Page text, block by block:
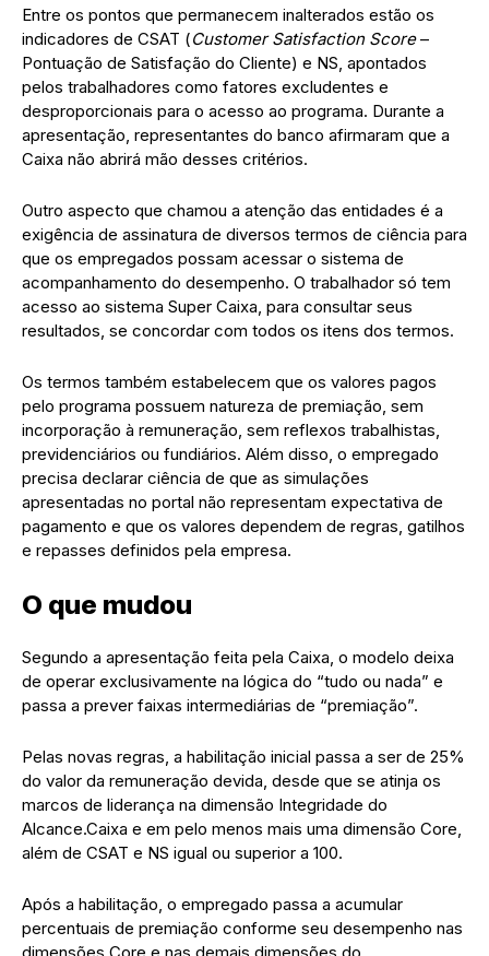
Entre os pontos que permanecem inalterados estão os
indicadores de CSAT (Customer Satisfaction Score–
Pontuação de Satisfação do Cliente) e NS, apontados
pelos trabalhadores como fatores excludentes e
desproporcionais para o acesso ao programa. Durante a
apresentação, representantes do banco afirmaram que a
Caixa não abrirá mão desses critérios.
Outro aspecto que chamou a atenção das entidades é a
exigência de assinatura de diversos termos de ciência para
que os empregados possam acessar o sistema de
acompanhamento do desempenho. O trabalhador só tem
acesso ao sistema Super Caixa, para consultar seus
resultados, se concordar com todos os itens dos termos.
Os termos também estabelecem que os valores pagos
pelo programa possuem natureza de premiação, sem
incorporação à remuneração, sem reflexos trabalhistas,
previdenciários ou fundiários. Além disso, o empregado
precisa declarar ciência de que as simulações
apresentadas no portal não representam expectativa de
pagamento e que os valores dependem de regras, gatilhos
e repasses definidos pela empresa.
O que mudou
Segundo a apresentação feita pela Caixa, o modelo deixa
de operar exclusivamente na lógica do “tudo ou nada” e
passa a prever faixas intermediárias de “premiação”.
Pelas novas regras, a habilitação inicial passa a ser de 25%
do valor da remuneração devida, desde que se atinja os
marcos de liderança na dimensão Integridade do
Alcance.Caixa e em pelo menos mais uma dimensão Core,
além de CSAT e NS igual ou superior a 100.
Após a habilitação, o empregado passa a acumular
percentuais de premiação conforme seu desempenho nas